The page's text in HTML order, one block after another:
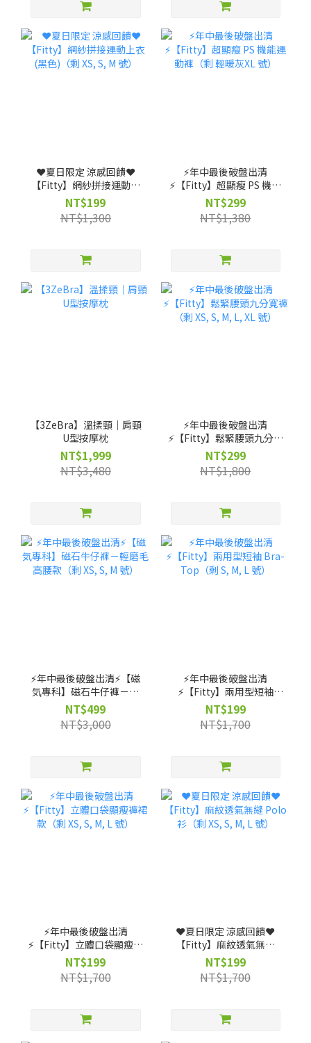
❤️夏日限定 涼感回饋❤️
【Fitty】網紗拼接運動上
衣(黑色)（剩 XS, S, M 號）
NT$199
NT$1,300
⚡️年中最後破盤出清
⚡️【Fitty】超顯瘦 PS 機能
運動褲（剩 輕暖灰XL 號）
NT$299
NT$1,380
【3ZeBra】溫揉頸｜肩頸
U型按摩枕
NT$1,999
NT$3,480
⚡️年中最後破盤出清
⚡️【Fitty】鬆緊腰頭九分寬
褲（剩 XS, S, M, L, XL 號）
NT$299
NT$1,800
⚡️年中最後破盤出清⚡️【磁
気專科】磁石牛仔褲－輕
磨毛高腰款（剩 XS, S, M
號）
NT$499
NT$3,000
⚡️年中最後破盤出清
⚡️【Fitty】兩用型短袖
Bra-Top（剩 S, M, L 號）
NT$199
NT$1,700
⚡️年中最後破盤出清
⚡️【Fitty】立體口袋顯瘦褲
裙款（剩 XS, S, M, L 號）
NT$199
NT$1,700
❤️夏日限定 涼感回饋❤️
【Fitty】麻紋透氣無縫
Polo 衫（剩 XS, S, M, L
號）
NT$199
NT$1,700